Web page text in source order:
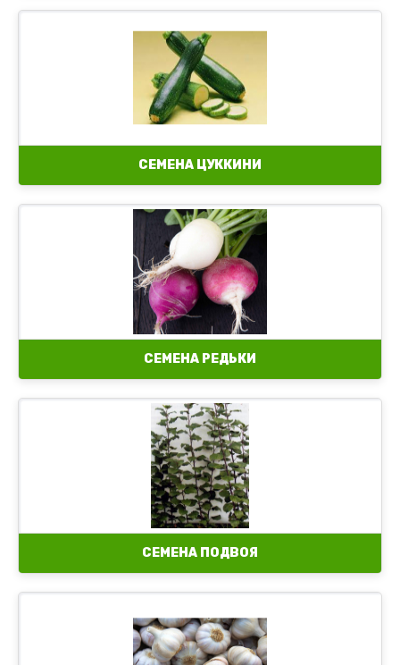
СЕМЕНА ЦУККИНИ
СЕМЕНА РЕДЬКИ
СЕМЕНА ПОДВОЯ